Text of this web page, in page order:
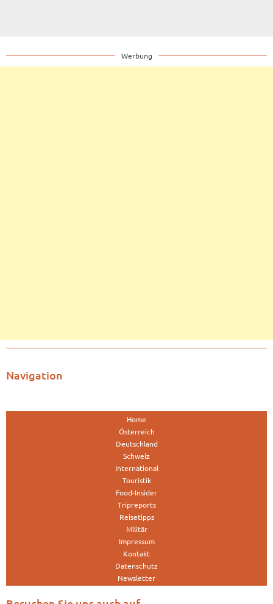
Werbung
Navigation
Home
Österreich
Deutschland
Schweiz
International
Touristik
Food-Insider
Tripreports
Reisetipps
Militär
Impressum
Kontakt
Datenschutz
Newsletter